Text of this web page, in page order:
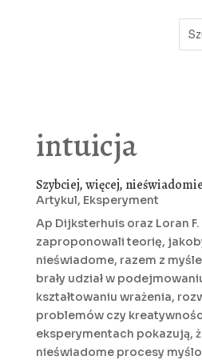
intuicja
Szybciej, więcej,
Artykul, Eksperyment
Ap Dijksterhuis oraz Loran
zaproponowali teorię,
nieświadome, razem z
brały udział w
kształtowaniu wrażenia,
problemów czy
eksperymentach pokazują,
nieświadome procesy